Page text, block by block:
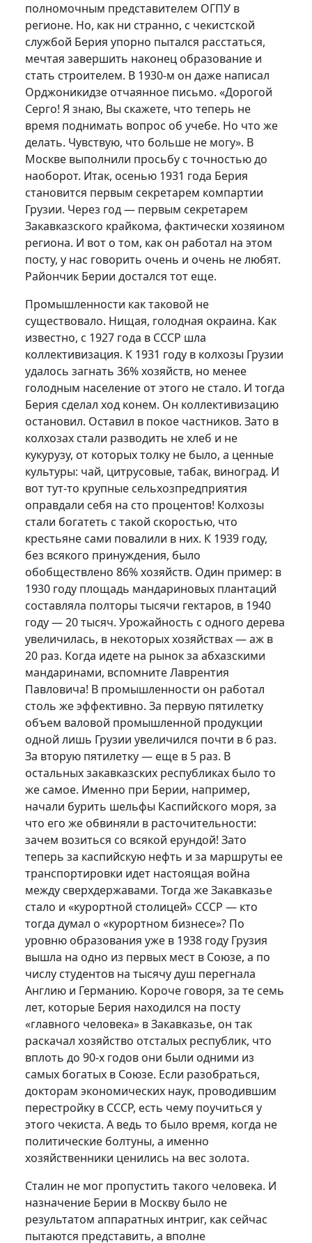
полномочным представителем ОГПУ в
регионе. Но, как ни странно, с чекистской
службой Берия упорно пытался расстаться,
мечтая завершить наконец образование и
стать строителем. В 1930-м он даже написал
Орджоникидзе отчаянное письмо. «Дорогой
Серго! Я знаю, Вы скажете, что теперь не
время поднимать вопрос об учебе. Но что же
делать. Чувствую, что больше не могу». В
Москве выполнили просьбу с точностью до
наоборот. Итак, осенью 1931 года Берия
становится первым секретарем компартии
Грузии. Через год — первым секретарем
Закавказского крайкома, фактически хозяином
региона. И вот о том, как он работал на этом
посту, у нас говорить очень и очень не любят.
Райончик Берии достался тот еще.
Промышленности как таковой не
существовало. Нищая, голодная окраина. Как
известно, с 1927 года в СССР шла
коллективизация. К 1931 году в колхозы Грузии
удалось загнать 36% хозяйств, но менее
голодным население от этого не стало. И тогда
Берия сделал ход конем. Он коллективизацию
остановил. Оставил в покое частников. Зато в
колхозах стали разводить не хлеб и не
кукурузу, от которых толку не было, а ценные
культуры: чай, цитрусовые, табак, виноград. И
вот тут-то крупные сельхозпредприятия
оправдали себя на сто процентов! Колхозы
стали богатеть с такой скоростью, что
крестьяне сами повалили в них. К 1939 году,
без всякого принуждения, было
обобществлено 86% хозяйств. Один пример: в
1930 году площадь мандариновых плантаций
составляла полторы тысячи гектаров, в 1940
году — 20 тысяч. Урожайность с одного дерева
увеличилась, в некоторых хозяйствах — аж в
20 раз. Когда идете на рынок за абхазскими
мандаринами, вспомните Лаврентия
Павловича! В промышленности он работал
столь же эффективно. За первую пятилетку
объем валовой промышленной продукции
одной лишь Грузии увеличился почти в 6 раз.
За вторую пятилетку — еще в 5 раз. В
остальных закавказских республиках было то
же самое. Именно при Берии, например,
начали бурить шельфы Каспийского моря, за
что его же обвиняли в расточительности:
зачем возиться со всякой ерундой! Зато
теперь за каспийскую нефть и за маршруты ее
транспортировки идет настоящая война
между сверхдержавами. Тогда же Закавказье
стало и «курортной столицей» СССР — кто
тогда думал о «курортном бизнесе»? По
уровню образования уже в 1938 году Грузия
вышла на одно из первых мест в Союзе, а по
числу студентов на тысячу душ перегнала
Англию и Германию. Короче говоря, за те семь
лет, которые Берия находился на посту
«главного человека» в Закавказье, он так
раскачал хозяйство отсталых республик, что
вплоть до 90-х годов они были одними из
самых богатых в Союзе. Если разобраться,
докторам экономических наук, проводившим
перестройку в СССР, есть чему поучиться у
этого чекиста. А ведь то было время, когда не
политические болтуны, а именно
хозяйственники ценились на вес золота.
Сталин не мог пропустить такого человека. И
назначение Берии в Москву было не
результатом аппаратных интриг, как сейчас
пытаются представить, а вполне